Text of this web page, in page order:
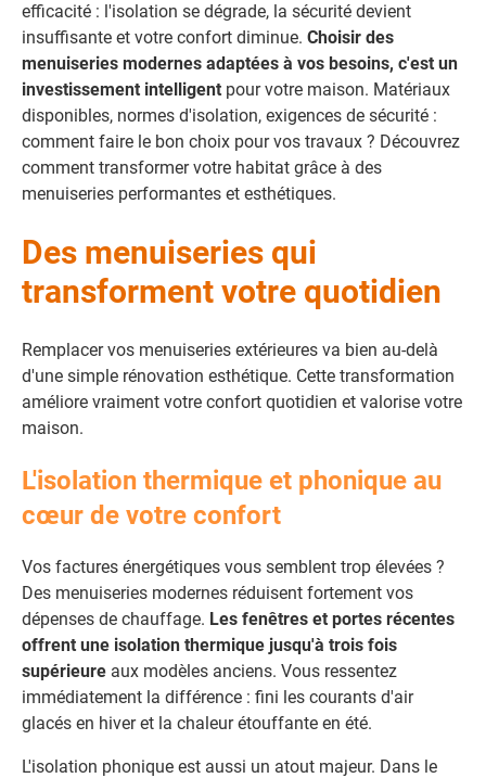
efficacité : l'isolation se dégrade, la sécurité devient
insuffisante et votre confort diminue. Choisir des
menuiseries modernes adaptées à vos besoins, c'est un
investissement intelligent pour votre maison. Matériaux
disponibles, normes d'isolation, exigences de sécurité :
comment faire le bon choix pour vos travaux ? Découvrez
comment transformer votre habitat grâce à des
menuiseries performantes et esthétiques.
Des menuiseries qui
transforment votre quotidien
Remplacer vos menuiseries extérieures va bien au-delà
d'une simple rénovation esthétique. Cette transformation
améliore vraiment votre confort quotidien et valorise votre
maison.
L'isolation thermique et phonique au
cœur de votre confort
Vos factures énergétiques vous semblent trop élevées ?
Des menuiseries modernes réduisent fortement vos
dépenses de chauffage. Les fenêtres et portes récentes
offrent une isolation thermique jusqu'à trois fois
supérieure aux modèles anciens. Vous ressentez
immédiatement la différence : fini les courants d'air
glacés en hiver et la chaleur étouffante en été.
L'isolation phonique est aussi un atout majeur. Dans le